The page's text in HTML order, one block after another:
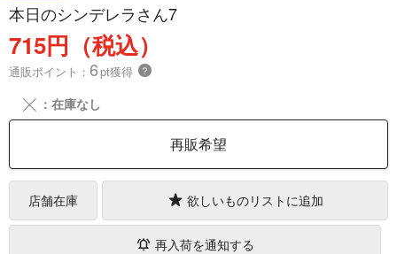
本日のシンデレラさん7
715円（税込）
通販ポイント： 6pt獲得 ？
╳ ：在庫なし
再販希望
店舗在庫 欲しいものリストに追加
再入荷を通知する